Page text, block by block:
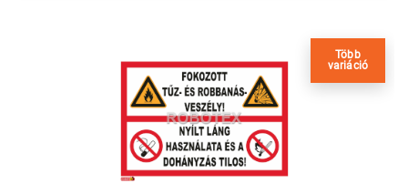
Több
variáció